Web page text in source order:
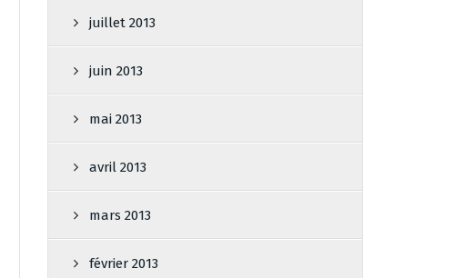
juillet 2013
juin 2013
mai 2013
avril 2013
mars 2013
février 2013